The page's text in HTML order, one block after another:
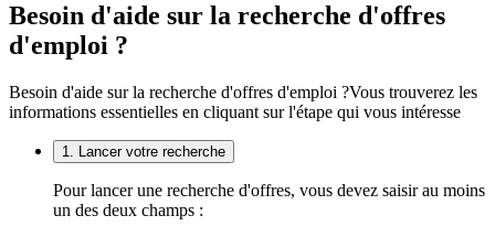
Besoin d'aide sur la recherche d'offres
d'emploi ?
Besoin d'aide sur la recherche d'offres d'emploi ?Vous trouverez les
informations essentielles en cliquant sur l'étape qui vous intéresse
1. Lancer votre recherche
Pour lancer une recherche d'offres, vous devez saisir au moins
un des deux champs :